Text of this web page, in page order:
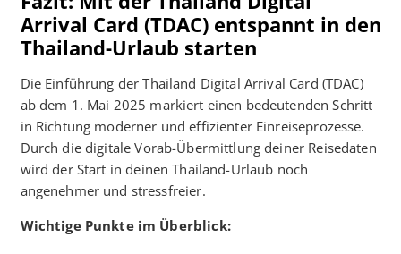
Arrival Card (TDAC) entspannt in den
Thailand-Urlaub starten
Die Einführung der Thailand Digital Arrival Card (TDAC)
ab dem 1. Mai 2025 markiert einen bedeutenden Schritt
in Richtung moderner und effizienter Einreiseprozesse.
Durch die digitale Vorab-Übermittlung deiner Reisedaten
wird der Start in deinen Thailand-Urlaub noch
angenehmer und stressfreier.​
Wichtige Punkte im Überblick: